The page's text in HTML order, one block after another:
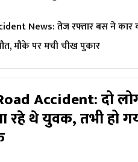
News: तेज रफ्तार बस ने कार
मौके पर मची चीख पुकार
Accident: दो
रहे थे युवक, तभी हो